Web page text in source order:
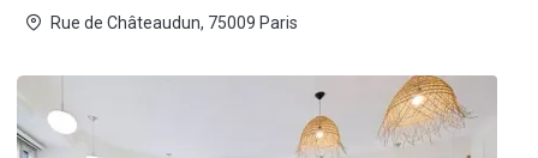
Rue de Châteaudun, 75009 Paris